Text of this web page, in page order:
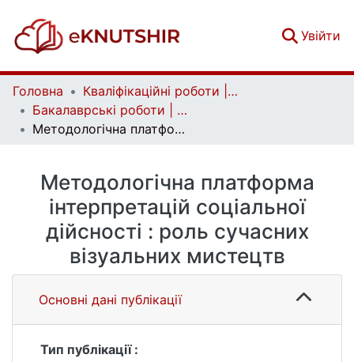
Увійти
Головна
Кваліфікаційні роботи | Qualifying works
Бакалаврські роботи | Bachelor theses
Методологічна платформа інтерпретацій соціальної дійсності : роль сучасних візуальних мистецтв
Методологічна платформа
інтерпретацій соціальної
дійсності : роль сучасних
візуальних мистецтв
Основні дані публікації
Тип публікації :